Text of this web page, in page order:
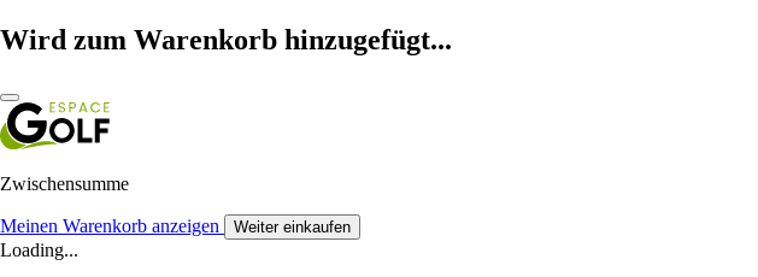
Wird zum Warenkorb hinzugefügt...
Zwischensumme
Meinen Warenkorb anzeigen Weiter einkaufen
Loading...